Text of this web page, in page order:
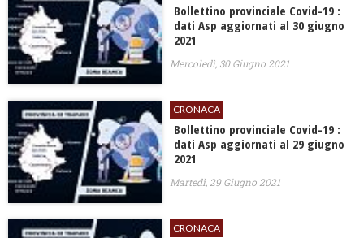
Bollettino provinciale Covid-19 :
dati Asp aggiornati al 30 giugno
2021
Mercoledì, 30 Giugno 2021
CRONACA
Bollettino provinciale Covid-19 :
dati Asp aggiornati al 29 giugno
2021
Martedì, 29 Giugno 2021
CRONACA